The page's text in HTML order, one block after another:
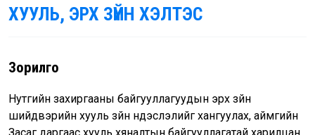
ХУУЛЬ, ЭРХ ЗҮЙН ХЭЛТЭС
Зорилго
Нутгийн захиргааны байгууллагуудын эрх зүйн
шийдвэрийн хууль зүйн үндэслэлийг хангуулах, аймгийн